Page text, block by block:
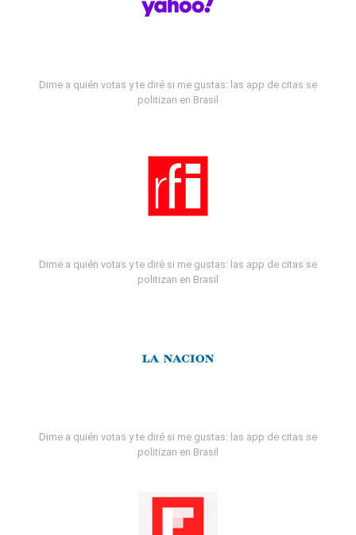
Dime a quién votas y te diré si me gustas: las app de citas se
politizan en Brasil
Dime a quién votas y te diré si me gustas: las app de citas se
politizan en Brasil
Dime a quién votas y te diré si me gustas: las app de citas se
politizan en Brasil